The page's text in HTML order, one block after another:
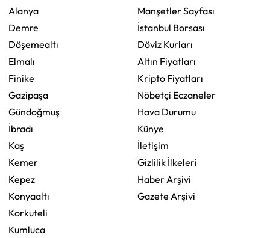
Alanya
Demre
Döşemealtı
Elmalı
Finike
Gazipaşa
Gündoğmuş
İbradı
Kaş
Kemer
Kepez
Konyaaltı
Korkuteli
Kumluca
Manşetler Sayfası
İstanbul Borsası
Döviz Kurları
Altın Fiyatları
Kripto Fiyatları
Nöbetçi Eczaneler
Hava Durumu
Künye
İletişim
Gizlilik İlkeleri
Haber Arşivi
Gazete Arşivi